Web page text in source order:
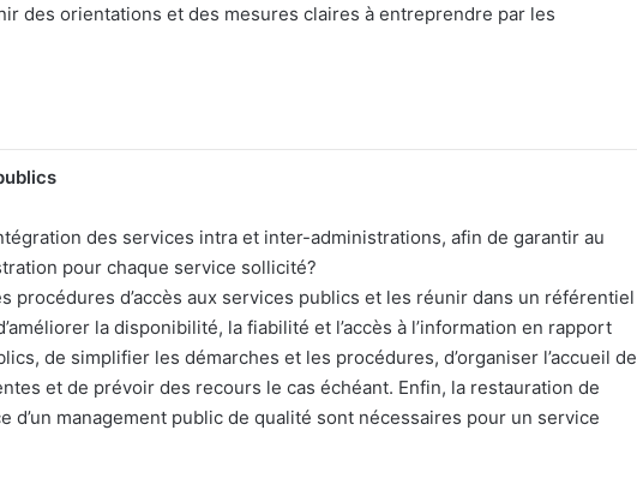
des orientations et des mesures claires à entreprendre par les
des services intra et inter-administrations, afin de garantir au
pour chaque service sollicité?
procédures d’accès aux services publics et les réunir dans un référentiel
la disponibilité, la fiabilité et l’accès à l’information en rapport
de simplifier les démarches et les procédures, d’organiser l’accueil de
et de prévoir des recours le cas échéant. Enfin, la restauration de
d’un management public de qualité sont nécessaires pour un service